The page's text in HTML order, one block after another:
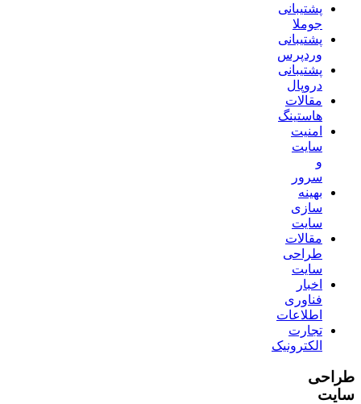
پشتیبانی
جوملا
پشتیبانی
وردپرس
پشتیبانی
دروپال
مقالات
هاستینگ
امنیت
سایت
و
سرور
بهینه
سازی
سایت
مقالات
طراحی
سایت
اخبار
فناوری
اطلاعات
تجارت
الکترونیک
طراحی
سایت